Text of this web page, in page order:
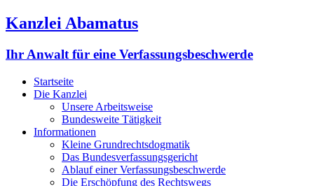
Kanzlei Abamatus
Ihr Anwalt für eine Verfassungsbeschwerde
Startseite
Die Kanzlei
Unsere Arbeitsweise
Bundesweite Tätigkeit
Informationen
Kleine Grundrechtsdogmatik
Das Bundesverfassungsgericht
Ablauf einer Verfassungsbeschwerde
Die Erschöpfung des Rechtswegs